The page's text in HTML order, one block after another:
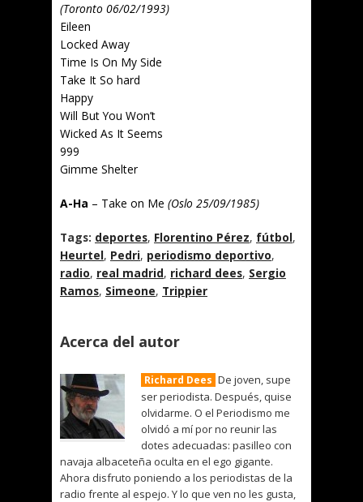
(Toronto 06/02/1993)
Eileen
Locked Away
Time Is On My Side
Take It So hard
Happy
Will But You Won’t
Wicked As It Seems
999
Gimme Shelter
A-Ha – Take on Me (Oslo 25/09/1985)
Tags: deportes, Florentino Pérez, fútbol,
Heurtel, Pedri, periodismo deportivo,
radio, real madrid, richard dees, Sergio
Ramos, Simeone, Trippier
Acerca del autor
Richard Dees De joven, supe
ser periodista. Después, quise
olvidarme. O el Periodismo me
olvidó a mí por no reunir las
dotes adecuadas: pasilleo con
navaja albaceteña oculta en el ego gigante.
Ahora disfruto poniendo a los periodistas de la
radio frente al espejo. Y lo que ven no les gusta,